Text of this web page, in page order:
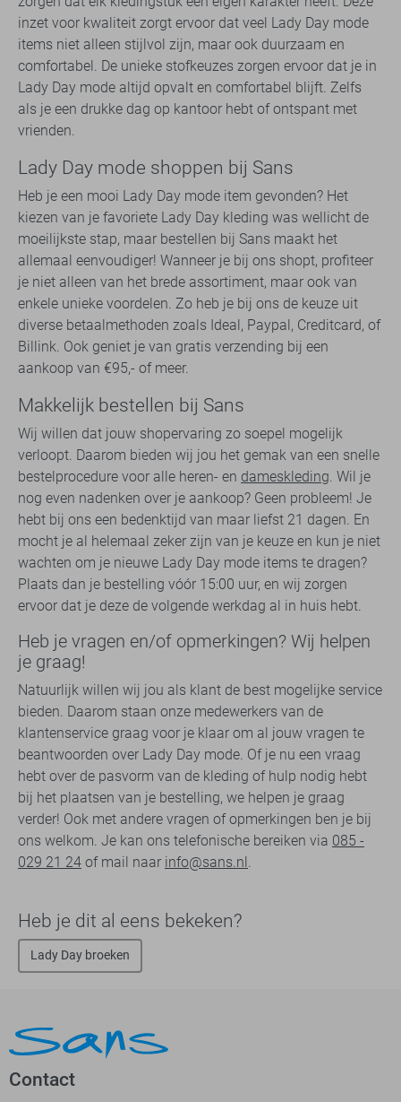
inzet voor kwaliteit zorgt ervoor dat veel Lady Day mode
items niet alleen stijlvol zijn, maar ook duurzaam en
comfortabel. De unieke stofkeuzes zorgen ervoor dat je in
Lady Day mode altijd opvalt en comfortabel blijft. Zelfs
als je een drukke dag op kantoor hebt of ontspant met
vrienden.
Lady Day mode shoppen bij Sans
Heb je een mooi Lady Day mode item gevonden? Het
kiezen van je favoriete Lady Day kleding was wellicht de
moeilijkste stap, maar bestellen bij Sans maakt het
allemaal eenvoudiger! Wanneer je bij ons shopt, profiteer
je niet alleen van het brede assortiment, maar ook van
enkele unieke voordelen. Zo heb je bij ons de keuze uit
diverse betaalmethoden zoals Ideal, Paypal, Creditcard, of
Billink. Ook geniet je van gratis verzending bij een
aankoop van €95,- of meer.
Makkelijk bestellen bij Sans
Wij willen dat jouw shopervaring zo soepel mogelijk
verloopt. Daarom bieden wij jou het gemak van een snelle
bestelprocedure voor alle heren- en dameskleding. Wil je
nog even nadenken over je aankoop? Geen probleem! Je
hebt bij ons een bedenktijd van maar liefst 21 dagen. En
mocht je al helemaal zeker zijn van je keuze en kun je niet
wachten om je nieuwe Lady Day mode items te dragen?
Plaats dan je bestelling vóór 15:00 uur, en wij zorgen
ervoor dat je deze de volgende werkdag al in huis hebt.
Heb je vragen en/of opmerkingen? Wij helpen
je graag!
Natuurlijk willen wij jou als klant de best mogelijke service
bieden. Daarom staan onze medewerkers van de
klantenservice graag voor je klaar om al jouw vragen te
beantwoorden over Lady Day mode. Of je nu een vraag
hebt over de pasvorm van de kleding of hulp nodig hebt
bij het plaatsen van je bestelling, we helpen je graag
verder! Ook met andere vragen of opmerkingen ben je bij
ons welkom. Je kan ons telefonische bereiken via 085 -
029 21 24 of mail naar info@sans.nl.
Heb je dit al eens bekeken?
Lady Day broeken
Contact